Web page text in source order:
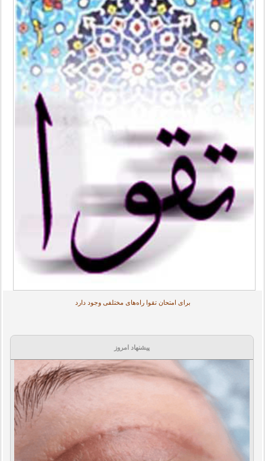
برای امتحان تقوا راه‌های مختلفی وجود دارد
پیشنهاد امروز